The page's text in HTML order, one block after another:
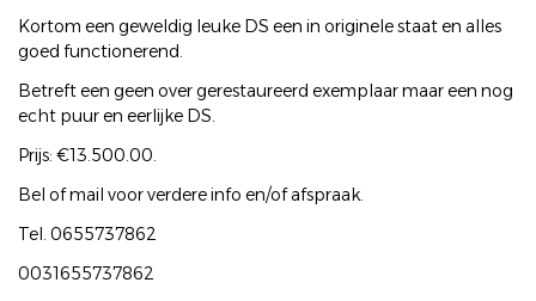
Kortom een geweldig leuke DS een in originele staat en alles
goed functionerend.
Betreft een geen over gerestaureerd exemplaar maar een nog
echt puur en eerlijke DS.
Prijs: €13.500.00.
Bel of mail voor verdere info en/of afspraak.
Tel. 0655737862
0031655737862